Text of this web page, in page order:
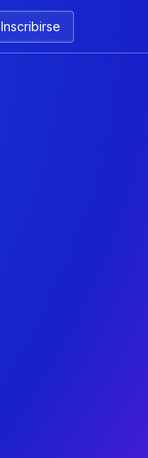
Inscribirse